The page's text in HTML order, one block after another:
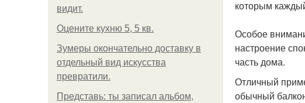
видит.
Оцените кухню 5, 5 кв.
Зумеры окончательно доставку в
отдельный вид искусства
превратили.
Представь: ты записал альбом,
которым
Особое
настроение
часть дома.
Отличный
обычный